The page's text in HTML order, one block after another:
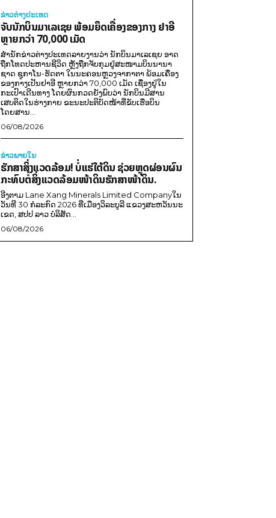
ຂ່າວຕ່າງປະເທດ
ຈັບນັກບິນມາເລເຊຍ ພ້ອມຍຶດເຄື່ອງຂອງກາງ ຢາອີ
ຫຼາຍກວ່າ 70,000 ເມັດ
ສຳນັກຂ່າວຕ່າງປະເທດລາຍງານວ່າ ນັກບິນມາເລເຊຍ ອາດ
ຖືກໂທດປະຫານຊີວິດ ຫຼັງຖືກຈັບກຸມຢູ່ສະໜາມບິນນານາ
ຊາດ ຊູກາໂນ-ຮັດຕາ ໃນນະຄອນຫຼວງຈາກາຕາ ພ້ອມເຄື່ອງ
ຂອງກາງເປັນຢາອີ ຫຼາຍກວ່າ 70,000 ເມັດ ເຊື່ອງຢູ່ໃນ
ກະເປົາເດີນທາງ ໂດຍຜົນກວດຍັງພົບວ່າ ນັກບິນມີສານ
ເສບຕິດໃນຮ່າງກາຍ ຂະນະປະຕິບັດໜ້າທີ່ຂັບເຮືອບິນ
ໂດຍສານ...
06/08/2026
ຂ່າວພາຍ​ໃນ
ຮັກສາສິ່ງແວດລ້ອມ! ບໍ່ແຮ່ໃຕ້ດິນ ຊ່ວຍຫຼຸດຜ່ອນຜົນ
ກະທົບຕໍ່ສິ່ງແວດລ້ອມໜ້າດິນຮັກສາໜ້າດິນ.
ອີງຕາມ Lane Xang Minerals Limited Companyໃນ
ວັນທີ 30 ກໍລະກົດ 2026 ທີ່ເມືອງວິລະບູລີ ແຂວງສະຫວັນນະ
ເຂດ, ສປປ ລາວ ບໍລິສັດ...
06/08/2026